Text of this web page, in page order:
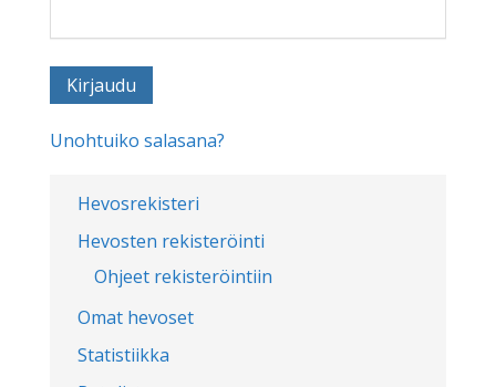
Hevosrekisteri
Hevosten rekisteröinti
Ohjeet rekisteröintiin
Omat hevoset
Statistiikka
Unohtuiko salasana?